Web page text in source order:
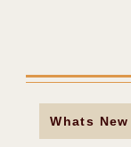
Whats New